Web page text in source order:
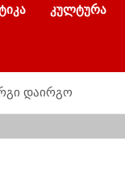
ᲙᲣᲚᲢᲣᲠᲐ
დაირგო